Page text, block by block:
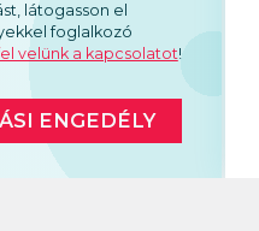
látogasson el
foglalkozó
velünk a kapcsolatot!
ENGEDÉLY